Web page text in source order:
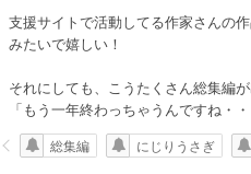
支援サイトで活動してる作家さんの
みたいで嬉しい！
それにしても、こうたくさん総集編
「もう一年終わっちゃうんですね・
総集編 にじりうさぎ